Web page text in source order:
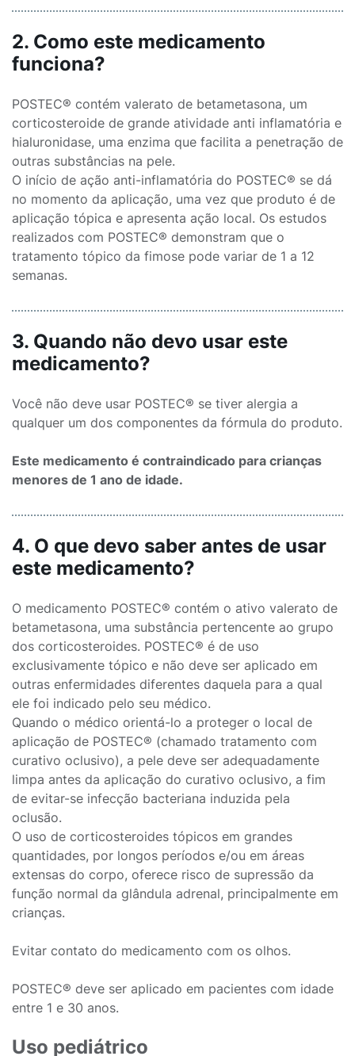
2. Como este medicamento
funciona?
POSTEC® contém valerato de betametasona, um
corticosteroide de grande atividade anti inflamatória e
hialuronidase, uma enzima que facilita a penetração de
outras substâncias na pele.
O início de ação anti-inflamatória do POSTEC® se dá
no momento da aplicação, uma vez que produto é de
aplicação tópica e apresenta ação local. Os estudos
realizados com POSTEC® demonstram que o
tratamento tópico da fimose pode variar de 1 a 12
semanas.
3. Quando não devo usar este
medicamento?
Você não deve usar POSTEC® se tiver alergia a
qualquer um dos componentes da fórmula do produto.
Este medicamento é contraindicado para crianças
menores de 1 ano de idade.
4. O que devo saber antes de usar
este medicamento?
O medicamento POSTEC® contém o ativo valerato de
betametasona, uma substância pertencente ao grupo
dos corticosteroides. POSTEC® é de uso
exclusivamente tópico e não deve ser aplicado em
outras enfermidades diferentes daquela para a qual
ele foi indicado pelo seu médico.
Quando o médico orientá-lo a proteger o local de
aplicação de POSTEC® (chamado tratamento com
curativo oclusivo), a pele deve ser adequadamente
limpa antes da aplicação do curativo oclusivo, a fim
de evitar-se infecção bacteriana induzida pela
oclusão.
O uso de corticosteroides tópicos em grandes
quantidades, por longos períodos e/ou em áreas
extensas do corpo, oferece risco de supressão da
função normal da glândula adrenal, principalmente em
crianças.
Evitar contato do medicamento com os olhos.
POSTEC® deve ser aplicado em pacientes com idade
entre 1 e 30 anos.
Uso pediátrico